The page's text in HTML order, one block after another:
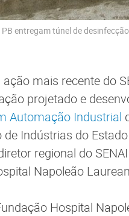
PB entregam túnel de
ação mais recente do
projetado e
Automação Industrial
de Indústrias do
regional do
Napoleão
Hospital